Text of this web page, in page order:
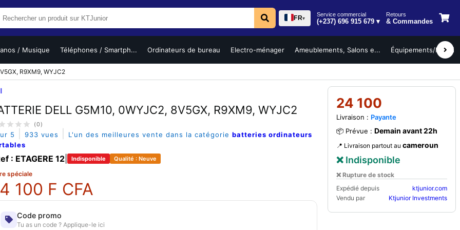
FR▾
Service commercial
(+237) 696 915 679 ▾
Retours
& Commandes
/ Musique Téléphones / Smartph... Ordinateurs de bureau Electro-ménager Ameublements, Salons e... Équipements/
R9XM9, WYJC2
DELL G5M10, 0WYJC2, 8V5GX, R9XM9, WYJC2
(0)
5 933 vues L'un des meilleures vente dans la catégorie batteries ordinateurs
: ETAGERE 12 Indisponible Qualité : Neuve
spéciale
100 F CFA
Code promo
Tu as un code ? Applique-le ici
24 100
Livraison : Payante
📦 Prévue : Demain avant 22h
📍 Livraison partout au cameroun
❌ Indisponible
❌ Rupture de stock
Expédié depuis
ktjunior.com
Vendu par
Ktjunior Investments